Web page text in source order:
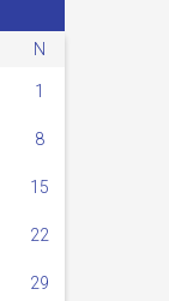
N
1
8
15
22
29